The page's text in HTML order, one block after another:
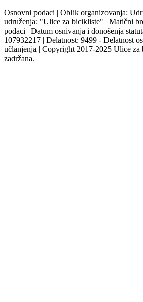
Osnovni podaci | Oblik organizovanja:
udruženja: "Ulice za bicikliste" | Matični
podaci | Datum osnivanja i donošenja
107932217 | Delatnost: 9499 - Delatnost
učlanjenja | Copyright 2017-2025 Ulice za
zadržana.